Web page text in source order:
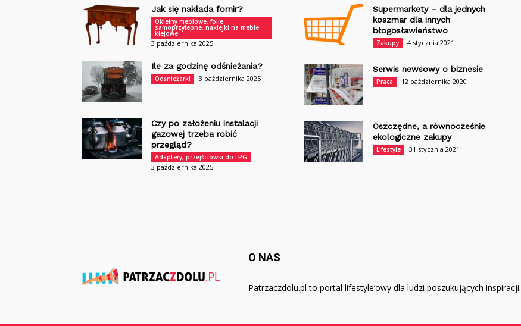
Jak się nakłada fornir?
Okleiny meblowe, folie
samoprzylepne, naklejki na meble
klejowe
3 października 2025
Ile za godzinę odśnieżania?
Odśnieżarki 3 października 2025
Czy po założeniu instalacji
gazowej trzeba robić
przegląd?
Adaptery, przejściówki do LPG
3 października 2025
Supermarkety – dla jednych
koszmar dla innych
błogosławieństwo
Zakupy 4 stycznia 2021
Serwis newsowy o biznesie
Praca 12 października 2020
Oszczędne, a równocześnie
ekologiczne zakupy
Lifestyle 31 stycznia 2021
O NAS
Patrzaczdolu.pl to portal lifestyle’owy dla ludzi poszukujących inspiracji.